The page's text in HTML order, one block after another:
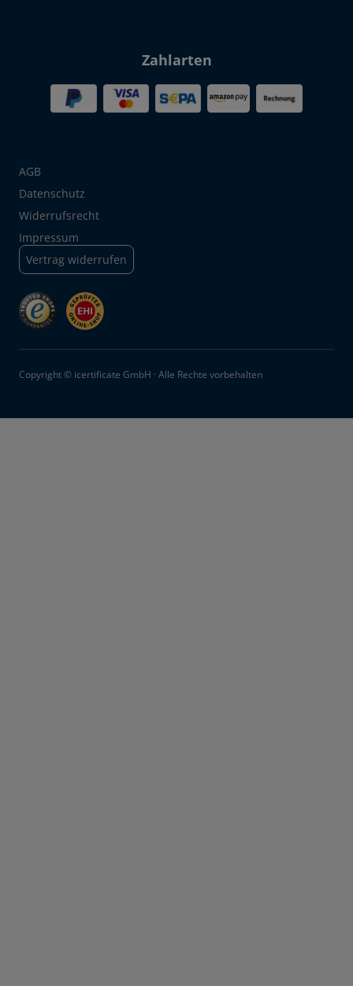
Zahlarten
AGB
Datenschutz
Widerrufsrecht
Impressum
Vertrag widerrufen
Copyright © icertificate GmbH · Alle Rechte vorbehalten